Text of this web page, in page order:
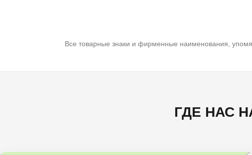
Все товарные знаки и фирменные наименования,
ГДЕ НАС